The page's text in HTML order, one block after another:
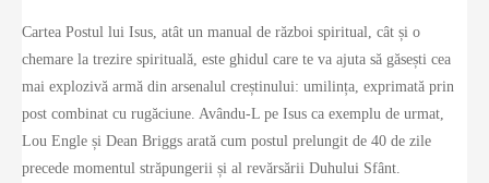
Cartea Postul lui Isus, atât un manual de război spiritual, cât și o
chemare la trezire spirituală, este ghidul care te va ajuta să găsești cea
mai explozivă armă din arsenalul creștinului: umilința, exprimată prin
post combinat cu rugăciune. Avându-L pe Isus ca exemplu de urmat,
Lou Engle și Dean Briggs arată cum postul prelungit de 40 de zile
precede momentul străpungerii și al revărsării Duhului Sfânt.